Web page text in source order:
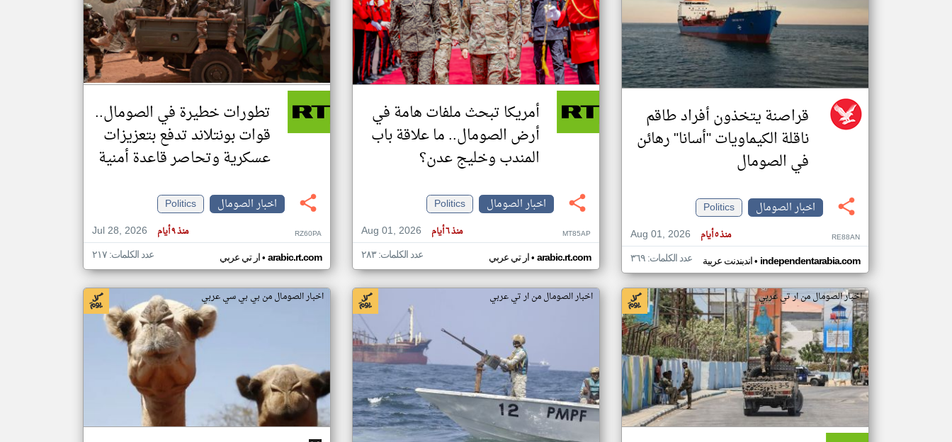
تغيير الدولة
مصادر الأخبار من الصومال
اخبار الصومال على مدار الساعة
أهم اخبار الصومال العاجلة والمباشرة
قراصنة يتخذون أفراد طاقم
ناقلة الكيماويات "أسانا" رهائن
في الصومال
اخبار الصومال
Politics
Aug 01, 2026
منذ ٥ أيام RE88AN
اندبندنت عربية• independentarabia.com عدد الكلمات: ٣٦٩
أمريكا تبحث ملفات هامة في
أرض الصومال.. ما علاقة باب
المندب وخليج عدن؟
اخبار الصومال
Politics
Aug 01, 2026
منذ ٦ أيام MT85AP
ار تي عربي• arabic.rt.com عدد الكلمات: ٢٨٣
تطورات خطيرة في الصومال..
قوات بونتلاند تدفع بتعزيزات
عسكرية وتحاصر قاعدة أمنية
اخبار الصومال
Politics
Jul 28, 2026
منذ ٩ أيام RZ60PA
ار تي عربي• arabic.rt.com عدد الكلمات: ٢١٧
اخبار الصومال من ار تي عربي اخبار الصومال من ار تي عربي اخبار الصومال من بي بي سي عربي
klyoum.com